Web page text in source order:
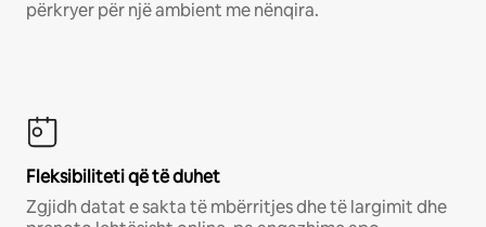
përkryer për një ambient me nënqira.
Fleksibiliteti që të duhet
Zgjidh datat e sakta të mbërritjes dhe të largimit dhe